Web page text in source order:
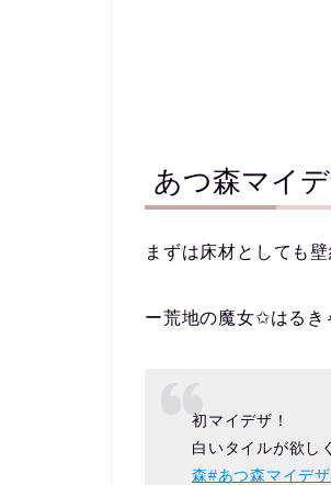
あつ森マイ
まずは床材としても
ー荒地の魔女✩はる
初マイデザ！
白いタイルが欲し
森#あつ森マイデ